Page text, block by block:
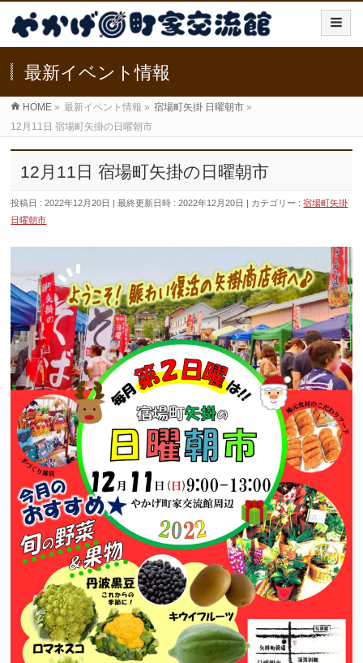
最新イベント情報
HOME » 最新イベント情報 » 宿場町矢掛 日曜朝市 »
12月11日 宿場町矢掛の日曜朝市
12月11日 宿場町矢掛の日曜朝市
投稿日 : 2022年12月20日 最終更新日時 : 2022年12月20日 カテゴリー :宿場町矢掛
日曜朝市